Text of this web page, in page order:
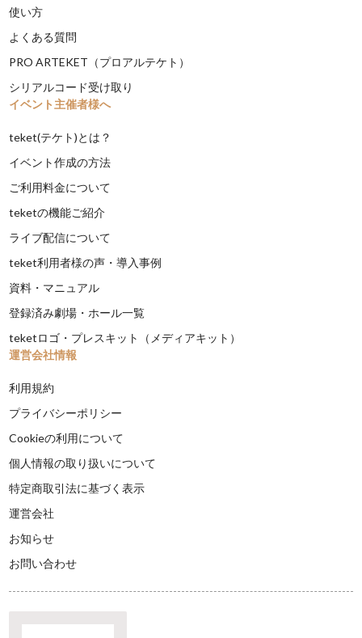
使い方
よくある質問
PRO ARTEKET（プロアルテケト）
シリアルコード受け取り
イベント主催者様へ
teket(テケト)とは？
イベント作成の方法
ご利用料金について
teketの機能ご紹介
ライブ配信について
teket利用者様の声・導入事例
資料・マニュアル
登録済み劇場・ホール一覧
teketロゴ・プレスキット（メディアキット）
運営会社情報
利用規約
プライバシーポリシー
Cookieの利用について
個人情報の取り扱いについて
特定商取引法に基づく表示
運営会社
お知らせ
お問い合わせ